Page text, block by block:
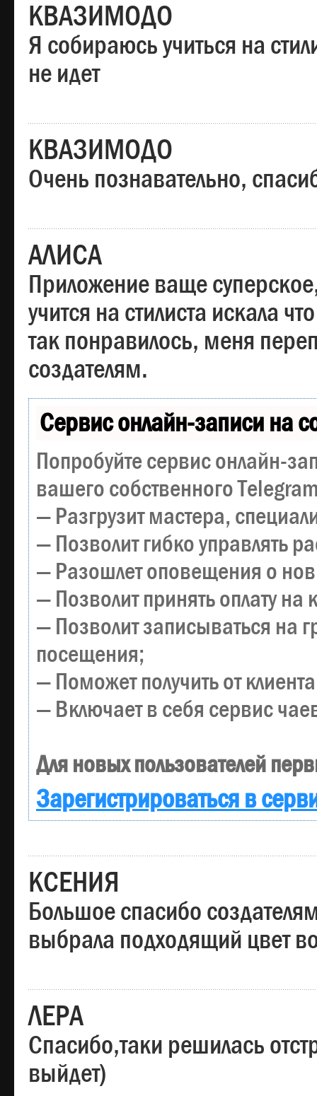
КВАЗИМОДО
Я собираюсь учиться на
не идет
КВАЗИМОДО
Очень познавательно,
АЛИСА
Приложение ваще
учится на стилиста искала
так понравилось, меня
создателям.
Сервис онлайн-записи на
Попробуйте сервис онлайн-
вашего собственного
— Разгрузит мастера,
— Позволит гибко управлять
— Разошлет оповещения о
— Позволит принять оплату
— Позволит записываться на
посещения;
— Поможет получить от
— Включает в себя сервис
Для новых пользователей
Зарегистрироваться в
КСЕНИЯ
Большое спасибо
выбрала подходящий цвет
ЛЕРА
Спасибо,таки решилась
выйдет)